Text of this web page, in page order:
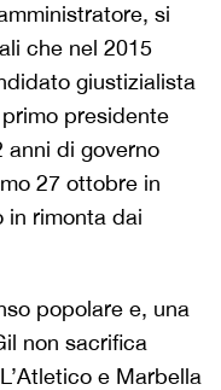
si
che nel 2015
giustizialista
presidente
anni di governo
27 ottobre in
in rimonta dai
popolare e, una
non sacrifica
e Marbella